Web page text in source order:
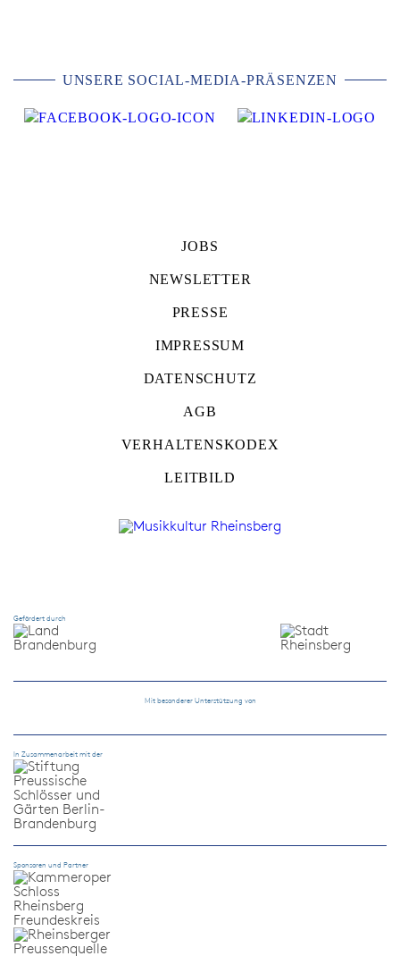
UNSERE SOCIAL-MEDIA-PRÄSENZEN
JOBS
NEWSLETTER
PRESSE
IMPRESSUM
DATENSCHUTZ
AGB
VERHALTENSKODEX
LEITBILD
Gefördert durch
Mit besonderer Unterstützung von
In Zusammenarbeit mit der
Sponsoren und Partner